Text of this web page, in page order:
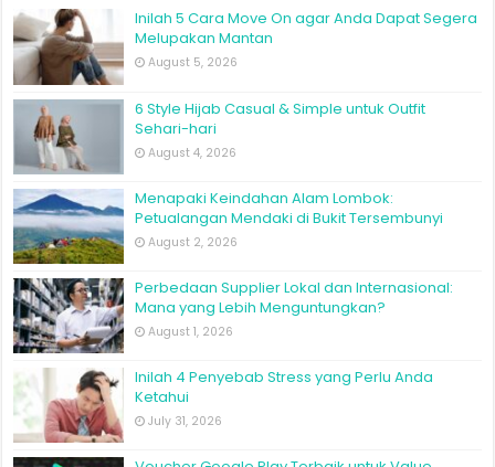
Inilah 5 Cara Move On agar Anda Dapat Segera
Melupakan Mantan
August 5, 2026
6 Style Hijab Casual & Simple untuk Outfit
Sehari-hari
August 4, 2026
Menapaki Keindahan Alam Lombok:
Petualangan Mendaki di Bukit Tersembunyi
August 2, 2026
Perbedaan Supplier Lokal dan Internasional:
Mana yang Lebih Menguntungkan?
August 1, 2026
Inilah 4 Penyebab Stress yang Perlu Anda
Ketahui
July 31, 2026